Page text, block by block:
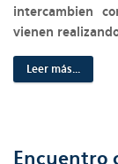
intercambien
vienen
Leer más...
Encuentro